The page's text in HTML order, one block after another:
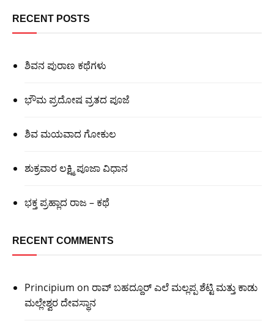
RECENT POSTS
ಶಿವನ ಪುರಾಣ ಕಥೆಗಳು
ಭೌಮ ಪ್ರದೋಷ ವ್ರತದ ಪೂಜೆ
ಶಿವ ಮಯವಾದ ಗೋಕುಲ
ಶುಕ್ರವಾರ ಲಕ್ಷ್ಮಿ ಪೂಜಾ ವಿಧಾನ
ಭಕ್ತ ಪ್ರಹ್ಲಾದ ರಾಜ – ಕಥೆ
RECENT COMMENTS
Principium on ರಾವ್ ಬಹದ್ದೂರ್ ಎಲೆ ಮಲ್ಲಪ್ಪ ಶೆಟ್ಟಿ ಮತ್ತು ಕಾಡು
ಮಲ್ಲೇಶ್ವರ ದೇವಸ್ಥಾನ